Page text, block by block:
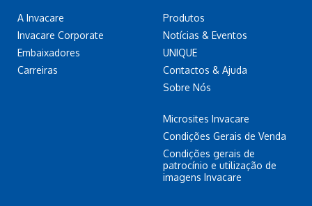
A Invacare
Invacare Corporate
Embaixadores
Carreiras
Produtos
Notícias & Eventos
UNIQUE
Contactos & Ajuda
Sobre Nós
Microsites Invacare
Condições Gerais de Venda
Condições gerais de
patrocínio e utilização de
imagens Invacare